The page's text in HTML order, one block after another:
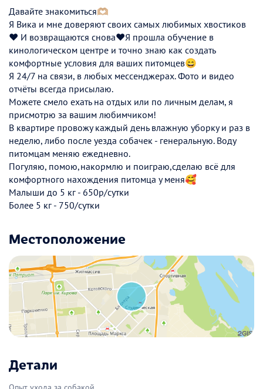
Давайте знакомиться🫶🏼
Я Вика и мне доверяют своих самых любимых хвостиков
❤️ И возвращаются снова❤️Я прошла обучение в
кинологическом центре и точно знаю как создать
комфортные условия для ваших питомцев😄
Я 24/7 на связи, в любых мессенджерах. Фото и видео
отчёты всегда присылаю.
Можете смело ехать на отдых или по личным делам, я
присмотрю за вашим любимчиком!
В квартире провожу каждый день влажную уборку и раз в
неделю, либо после уезда собачек - генеральную. Воду
питомцам меняю ежедневно.
Погуляю, помою,накормлю и поиграю,сделаю всё для
комфортного нахождения питомца у меня🥰
Малыши до 5 кг - 650р/сутки
Более 5 кг - 750/сутки
Местоположение
Детали